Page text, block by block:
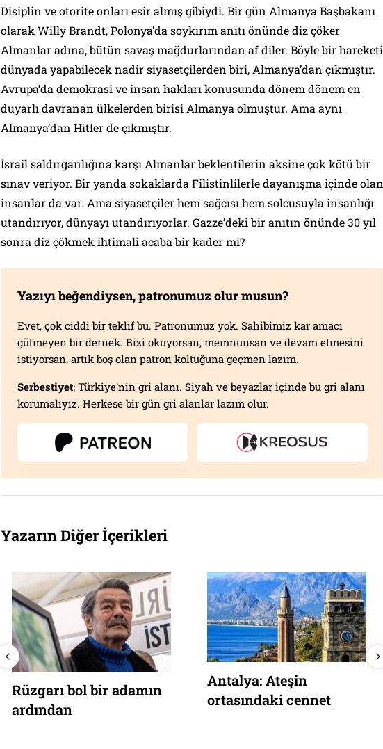
Disiplin ve otorite onları esir almış gibiydi. Bir gün Almanya Başbakanı
olarak Willy Brandt, Polonya’da soykırım anıtı önünde diz çöker
Almanlar adına, bütün savaş mağdurlarından af diler. Böyle bir hareketi
dünyada yapabilecek nadir siyasetçilerden biri, Almanya’dan çıkmıştır.
Avrupa’da demokrasi ve insan hakları konusunda dönem dönem en
duyarlı davranan ülkelerden birisi Almanya olmuştur. Ama aynı
Almanya’dan Hitler de çıkmıştır.
İsrail saldırganlığına karşı Almanlar beklentilerin aksine çok kötü bir
sınav veriyor. Bir yanda sokaklarda Filistinlilerle dayanışma içinde olan
insanlar da var. Ama siyasetçiler hem sağcısı hem solcusuyla insanlığı
utandırıyor, dünyayı utandırıyorlar. Gazze’deki bir anıtın önünde 30 yıl
sonra diz çökmek ihtimali acaba bir kader mi?
Yazıyı beğendiysen, patronumuz olur musun?
Evet, çok ciddi bir teklif bu. Patronumuz yok. Sahibimiz kar amacı
gütmeyen bir dernek. Bizi okuyorsan, memnunsan ve devam etmesini
istiyorsan, artık boş olan patron koltuğuna geçmen lazım.
Serbestiyet; Türkiye'nin gri alanı. Siyah ve beyazlar içinde bu gri alanı
korumalıyız. Herkese bir gün gri alanlar lazım olur.
Yazarın Diğer İçerikleri
Rüzgarı bol bir adamın
ardından
Antalya: Ateşin
ortasındaki cennet